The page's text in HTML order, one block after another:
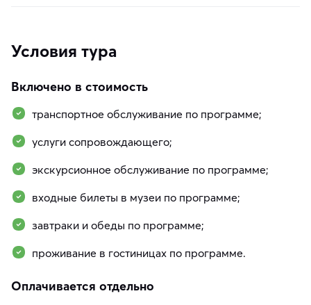
Условия тура
Включено в стоимость
транспортное обслуживание по программе;
услуги сопровождающего;
экскурсионное обслуживание по программе;
входные билеты в музеи по программе;
завтраки и обеды по программе;
проживание в гостиницах по программе.
Оплачивается отдельно